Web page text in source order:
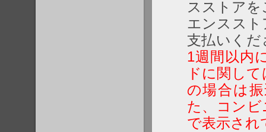
スストア
エンスス
支払いくだ
1週間以内
ドに関し
の場合は
た、コン
で表示され